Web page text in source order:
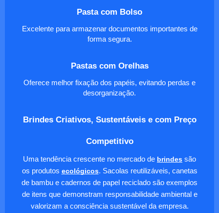
Pasta com Bolso
Excelente para armazenar documentos importantes de
forma segura.
Pastas com Orelhas
Oferece melhor fixação dos papéis, evitando perdas e
desorganização.
Brindes Criativos, Sustentáveis e com Preço
Competitivo
Uma tendência crescente no mercado de brindes são
os produtos ecológicos. Sacolas reutilizáveis, canetas
de bambu e cadernos de papel reciclado são exemplos
de itens que demonstram responsabilidade ambiental e
valorizam a consciência sustentável da empresa.